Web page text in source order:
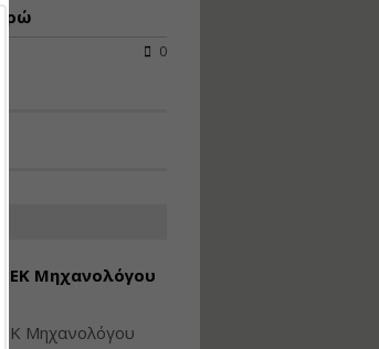
0
Μηχανολόγου
Μηχανολόγου
Εισηγήτρια:Αναστασία Μητρακάκη
Διάρκεια: 9 ώρες